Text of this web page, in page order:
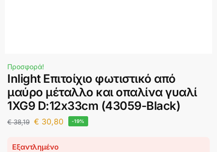
Προσφορά!
Inlight Eπιτοίχιο φωτιστικό από
μαύρο μέταλλο και οπαλίνα γυαλί
1XG9 D:12x33cm (43059-Black)
€38,19 € 30,80 -19%
Εξαντλημένο